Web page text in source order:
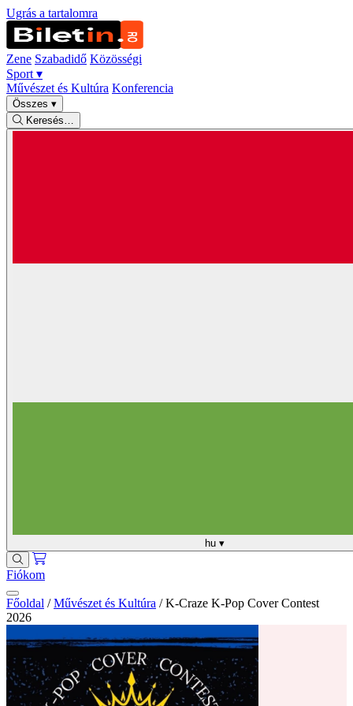
Ugrás a tartalomra
Zene Szabadidő Közösségi
Sport ▾
Művészet és Kultúra Konferencia
Összes ▾
Keresés…
hu ▾
Fiókom
Főoldal / Művészet és Kultúra / K-Craze K-Pop Cover Contest
2026